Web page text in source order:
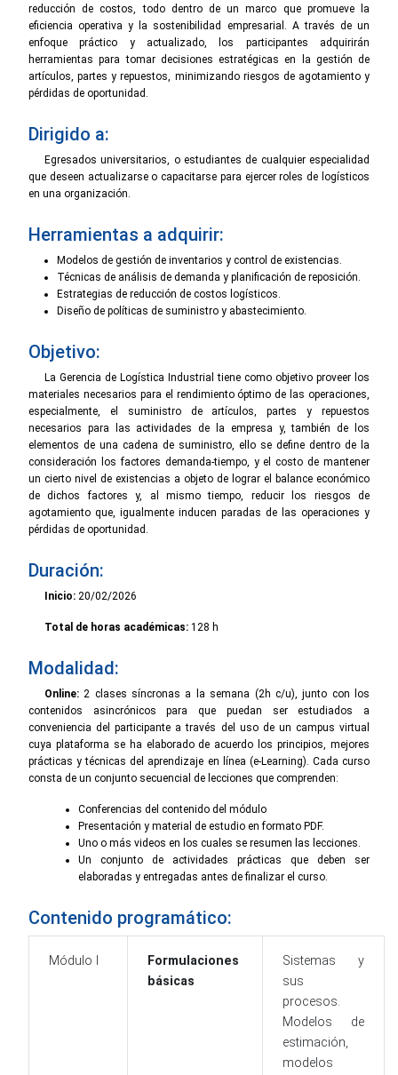
reducción de costos, todo dentro de un marco que promueve la
eficiencia operativa y la sostenibilidad empresarial. A través de un
enfoque práctico y actualizado, los participantes adquirirán
herramientas para tomar decisiones estratégicas en la gestión de
artículos, partes y repuestos, minimizando riesgos de agotamiento y
pérdidas de oportunidad.
Dirigido a:
Egresados universitarios, o estudiantes de cualquier especialidad
que deseen actualizarse o capacitarse para ejercer roles de logísticos
en una organización.
Herramientas a adquirir:
Modelos de gestión de inventarios y control de existencias.
Técnicas de análisis de demanda y planificación de reposición.
Estrategias de reducción de costos logísticos.
Diseño de políticas de suministro y abastecimiento.
Objetivo:
La Gerencia de Logística Industrial tiene como objetivo proveer los
materiales necesarios para el rendimiento óptimo de las operaciones,
especialmente, el suministro de artículos, partes y repuestos
necesarios para las actividades de la empresa y, también de los
elementos de una cadena de suministro, ello se define dentro de la
consideración los factores demanda-tiempo, y el costo de mantener
un cierto nivel de existencias a objeto de lograr el balance económico
de dichos factores y, al mismo tiempo, reducir los riesgos de
agotamiento que, igualmente inducen paradas de las operaciones y
pérdidas de oportunidad.
Duración:
Inicio: 20/02/2026
Total de horas académicas: 128 h
Modalidad:
Online: 2 clases síncronas a la semana (2h c/u), junto con los
contenidos asincrónicos para que puedan ser estudiados a
conveniencia del participante a través del uso de un campus virtual
cuya plataforma se ha elaborado de acuerdo los principios, mejores
prácticas y técnicas del aprendizaje en línea (e-Learning). Cada curso
consta de un conjunto secuencial de lecciones que comprenden:
Conferencias del contenido del módulo
Presentación y material de estudio en formato PDF.
Uno o más videos en los cuales se resumen las lecciones.
Un conjunto de actividades prácticas que deben ser
elaboradas y entregadas antes de finalizar el curso.
Contenido programático:
Módulo I
Formulaciones
básicas
Sistemas y
sus
procesos.
Modelos de
estimación,
modelos